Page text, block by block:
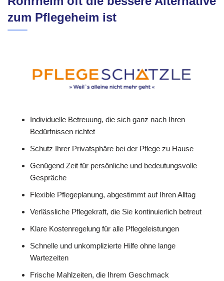
zum Pflegeheim ist
Individuelle Betreuung, die sich ganz nach Ihren
Bedürfnissen richtet
Schutz Ihrer Privatsphäre bei der Pflege zu Hause
Genügend Zeit für persönliche und bedeutungsvolle
Gespräche
Flexible Pflegeplanung, abgestimmt auf Ihren Alltag
Verlässliche Pflegekraft, die Sie kontinuierlich betreut
Klare Kostenregelung für alle Pflegeleistungen
Schnelle und unkomplizierte Hilfe ohne lange
Wartezeiten
Frische Mahlzeiten, die Ihrem Geschmack